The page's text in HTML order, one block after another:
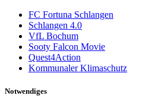
FC Fortuna Schlangen
Schlangen 4.0
VfL Bochum
Sooty Falcon Movie
Quest4Action
Kommunaler Klimaschutz
Notwendiges